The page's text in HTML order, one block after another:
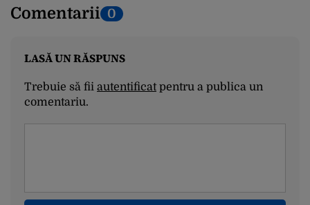
Comentarii 0
LASĂ UN RĂSPUNS
Trebuie să fii autentificatpentru a publica un
comentariu.